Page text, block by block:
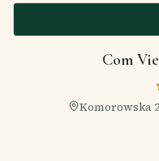
Com
Komorowska